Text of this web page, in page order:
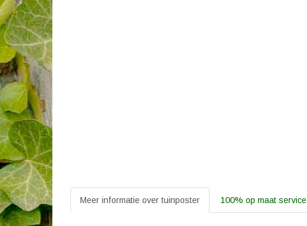
Meer informatie over tuinposter 100% op maat service